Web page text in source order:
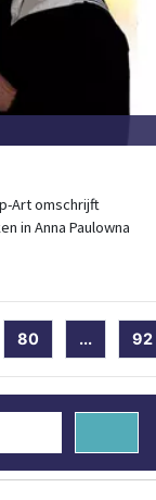
Art omschrijft
in Anna Paulowna
80 ... 92